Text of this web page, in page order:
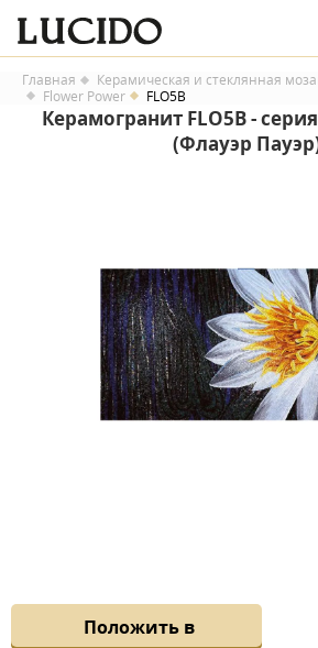
Главная Керамическая и стеклянная
Flower Power
FLO5B
Керамогранит FLO5B -
(Флауэр
Положить в